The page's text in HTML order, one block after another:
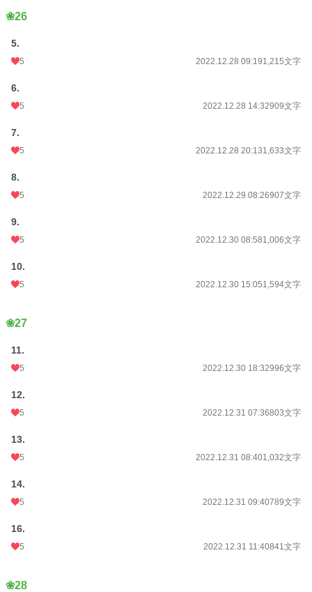
累計ポイント
❀26
5.
5 2022.12.28 09:191,215文字
6.
5 2022.12.28 14:32909文字
7.
5 2022.12.28 20:131,633文字
8.
5 2022.12.29 08:26907文字
9.
5 2022.12.30 08:581,006文字
10.
5 2022.12.30 15:051,594文字
❀27
11.
5 2022.12.30 18:32996文字
12.
5 2022.12.31 07:36803文字
13.
5 2022.12.31 08:401,032文字
14.
5 2022.12.31 09:40789文字
16.
5 2022.12.31 11:40841文字
❀28